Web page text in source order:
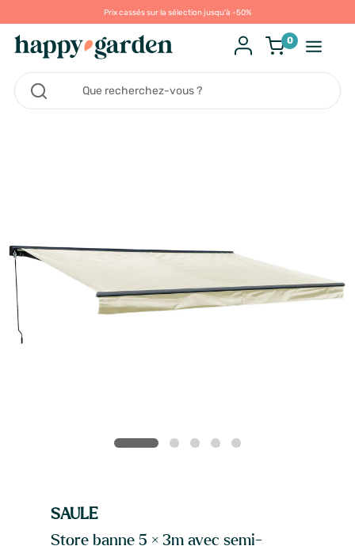
Prix cassés sur la sélection jusqu'à -50%
0
SAULE
Store banne 5 × 3m avec semi-